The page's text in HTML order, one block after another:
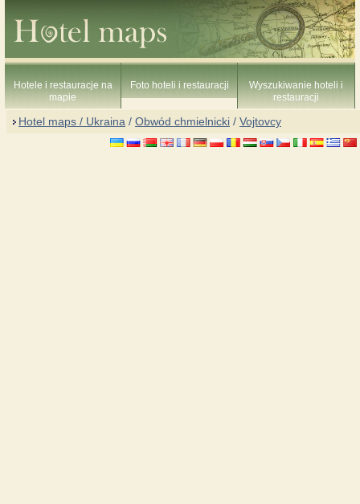
Hotele i restauracje na
mapie
Foto hoteli i restauracji
Wyszukiwanie hoteli i
restauracji
Hotel maps / Ukraina / Obwód chmielnicki / Vojtovcy